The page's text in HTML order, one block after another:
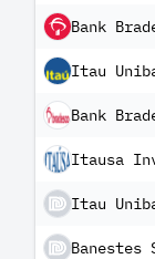
Bank
Itau
Bank
Itausa
Itau
Banestes